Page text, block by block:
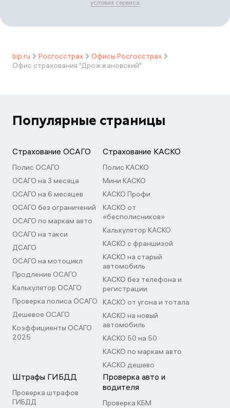
условия сервиса
bip.ru Росгосстрах
Офисы Росгосстрах
Офис страхования "Дрожжановский"
Популярные страницы
Страхование ОСАГО
Полис ОСАГО
ОСАГО на 3 месяца
ОСАГО на 6 месяцев
ОСАГО без ограничений
ОСАГО по маркам авто
ОСАГО на такси
ДСАГО
ОСАГО на мотоцикл
Продление ОСАГО
Калькулятор ОСАГО
Проверка полиса ОСАГО
Дешевое ОСАГО
Коэффициенты ОСАГО
2025
Страхование КАСКО
Полис КАСКО
Мини КАСКО
КАСКО Профи
КАСКО от
«бесполисников»
Калькулятор КАСКО
КАСКО с франшизой
КАСКО на старый
автомобиль
КАСКО без телефона и
регистрации
КАСКО от угона и тотала
КАСКО на новый
автомобиль
КАСКО 50 на 50
КАСКО по маркам авто
КАСКО дешево
Штрафы ГИБДД
Проверка штрафов
ГИБДД
Проверка авто и
водителя
Проверка КБМ